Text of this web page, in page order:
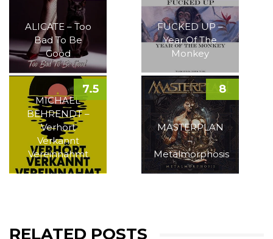
ALICATE – Too
Bad To Be
Good
FUCKED UP –
Year Of The
Monkey
MICHAEL
BEHRENDT –
Verhört
Verkannt
Vereinnahmt
7.5
MASTERPLAN
–
Metalmorphosis
8
RELATED POSTS